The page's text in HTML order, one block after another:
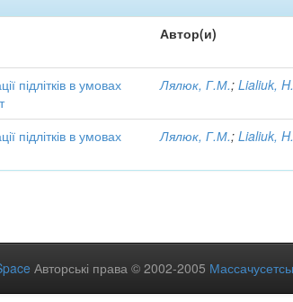
Автор(и)
підлітків в умовах
Лялюк, Г.М.;Lialiuk,
підлітків в умовах
Лялюк, Г.М.;Lialiuk,
Авторські права © 2002-2005